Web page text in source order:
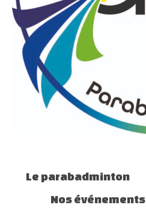
Le parabadminton
Nos événements